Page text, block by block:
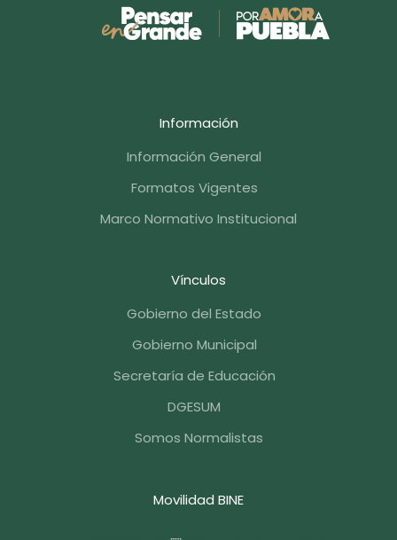
Información
Información General
Formatos Vigentes
Marco Normativo Institucional
Vínculos
Gobierno del Estado
Gobierno Municipal
Secretaría de Educación
DGESUM
Somos Normalistas
Movilidad BINE